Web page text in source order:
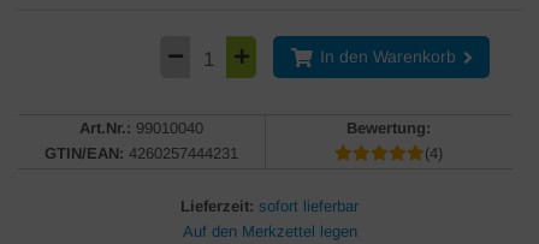
In den Warenkorb
Art.Nr.: 99010040
GTIN/EAN: 4260257444231
Bewertung:
(4)
Lieferzeit: sofort lieferbar